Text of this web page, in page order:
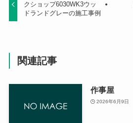
クショップ6030WK3ウッ
ドランドグレーの施工事例
関連記事
作事屋
2026年6月9日